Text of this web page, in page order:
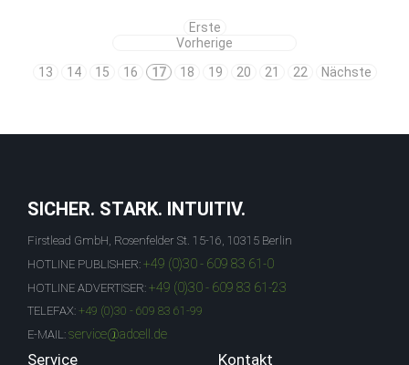
Erste
Vorherige
13
14 15 16 17 18 19 20 21 22 Nächste
SICHER. STARK. INTUITIV.
Firstlead GmbH, Rosenfelder St. 15-16, 10315 Berlin
HOTLINE PUBLISHER: +49 (0)30 - 609 83 61-0
HOTLINE ADVERTISER: +49 (0)30 - 609 83 61-23
TELEFAX: +49 (0)30 - 609 83 61-99
E-MAIL: service@adcell.de
Service Kontakt